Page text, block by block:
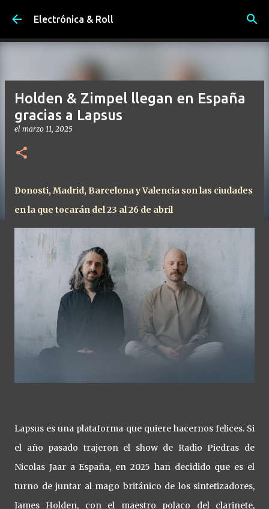
Ir al contenido principal
Electrónica & Roll
Holden & Zimpel llegan en España
gracias a Lapsus
el marzo 11, 2025
Donosti, Madrid, Barcelona y Valencia son las ciudades
en la que tocarán del 23 al 26 de abril
Lapsus es una plataforma que quiere hacernos felices. Si
el año pasado trajeron el show de Radio Piedras de
Nicolas Jaar a España, en 2025 han decidido que es el
turno de juntar al mago británico de los sintetizadores,
James Holden, con el maestro polaco del clarinete,